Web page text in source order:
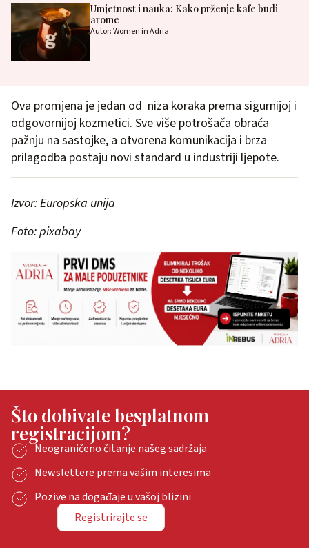
Umjetnost i nauka: Kako prženje kafe budi
arome
Autor: Women in Adria
Ova promjena je jedan od niza koraka prema sigurnijoj i
odgovornijoj kozmetici. Sve više potrošača obraća
pažnju na sastojke, a otvorena komunikacija i brza
prilagodba postaju novi standard u industriji ljepote.
Izvor: Europska unija
Foto: pixabay
Što dobivate besplatnom
registracijom?
Neograničeno čitanje našeg sadržaja
Newslettere prema vašim interesima
Pozive na događaje u vašoj blizini
Registrirajte se